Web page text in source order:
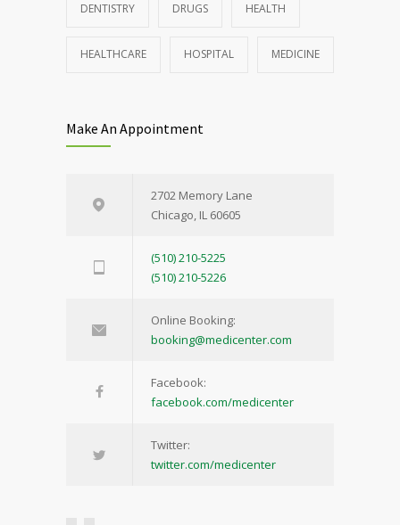
DENTISTRY DRUGS HEALTH
HEALTHCARE HOSPITAL MEDICINE
Make An Appointment
2702 Memory Lane
Chicago, IL 60605
(510) 210-5225
(510) 210-5226
Online Booking:
booking@medicenter.com
Facebook:
facebook.com/medicenter
Twitter:
twitter.com/medicenter